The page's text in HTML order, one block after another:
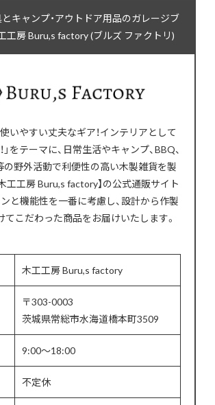
キャンプ・アウトドア用品のガレージブ
工房 Buru,s factory (ブルズ ファクトリ)
いやすい丈夫なギア！インテリアとして
」をテーマに、日常生活やキャンプ、BBQ、
の野外活動で利便性の高い木製雑貨を製
工工房 Buru,s factory】の公式通販サイト
と機能性を一番に考慮し、設計から作製
てこだわった商品をお届けいたします。
木工工房 Buru,s factory
〒303-0003
茨城県常総市水海道橋本町3509
9:00～18:00
不定休